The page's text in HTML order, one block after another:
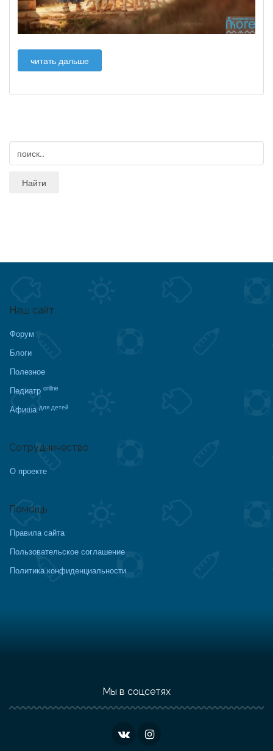
читать дальше
Наш сайт
Форум
Блоги
Полезное
Педиатр online
Афиша для детей
Сотрудничество
О проекте
Помощь
Правила сайта
Пользовательское соглашение
Политика конфиденциальности
Мы в соцсетях